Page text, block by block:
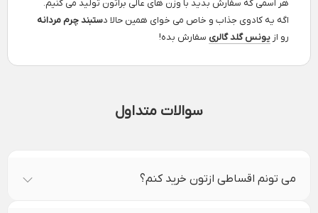
هر اسمی که سفارش بدید با وزن های عالی براتون تولید می کنیم.
اگه یه کادوی جذاب و خاص می خوای همین حالا دستبند چرم مردانه
رو از یونس گلد گالری سفارش بده!
سوالات متداول
می تونم اقساطی ازتون خرید کنم؟